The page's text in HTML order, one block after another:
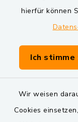
hierfür können
Ich stimme
Wir weisen
Cookies
Markt
Gemeinde